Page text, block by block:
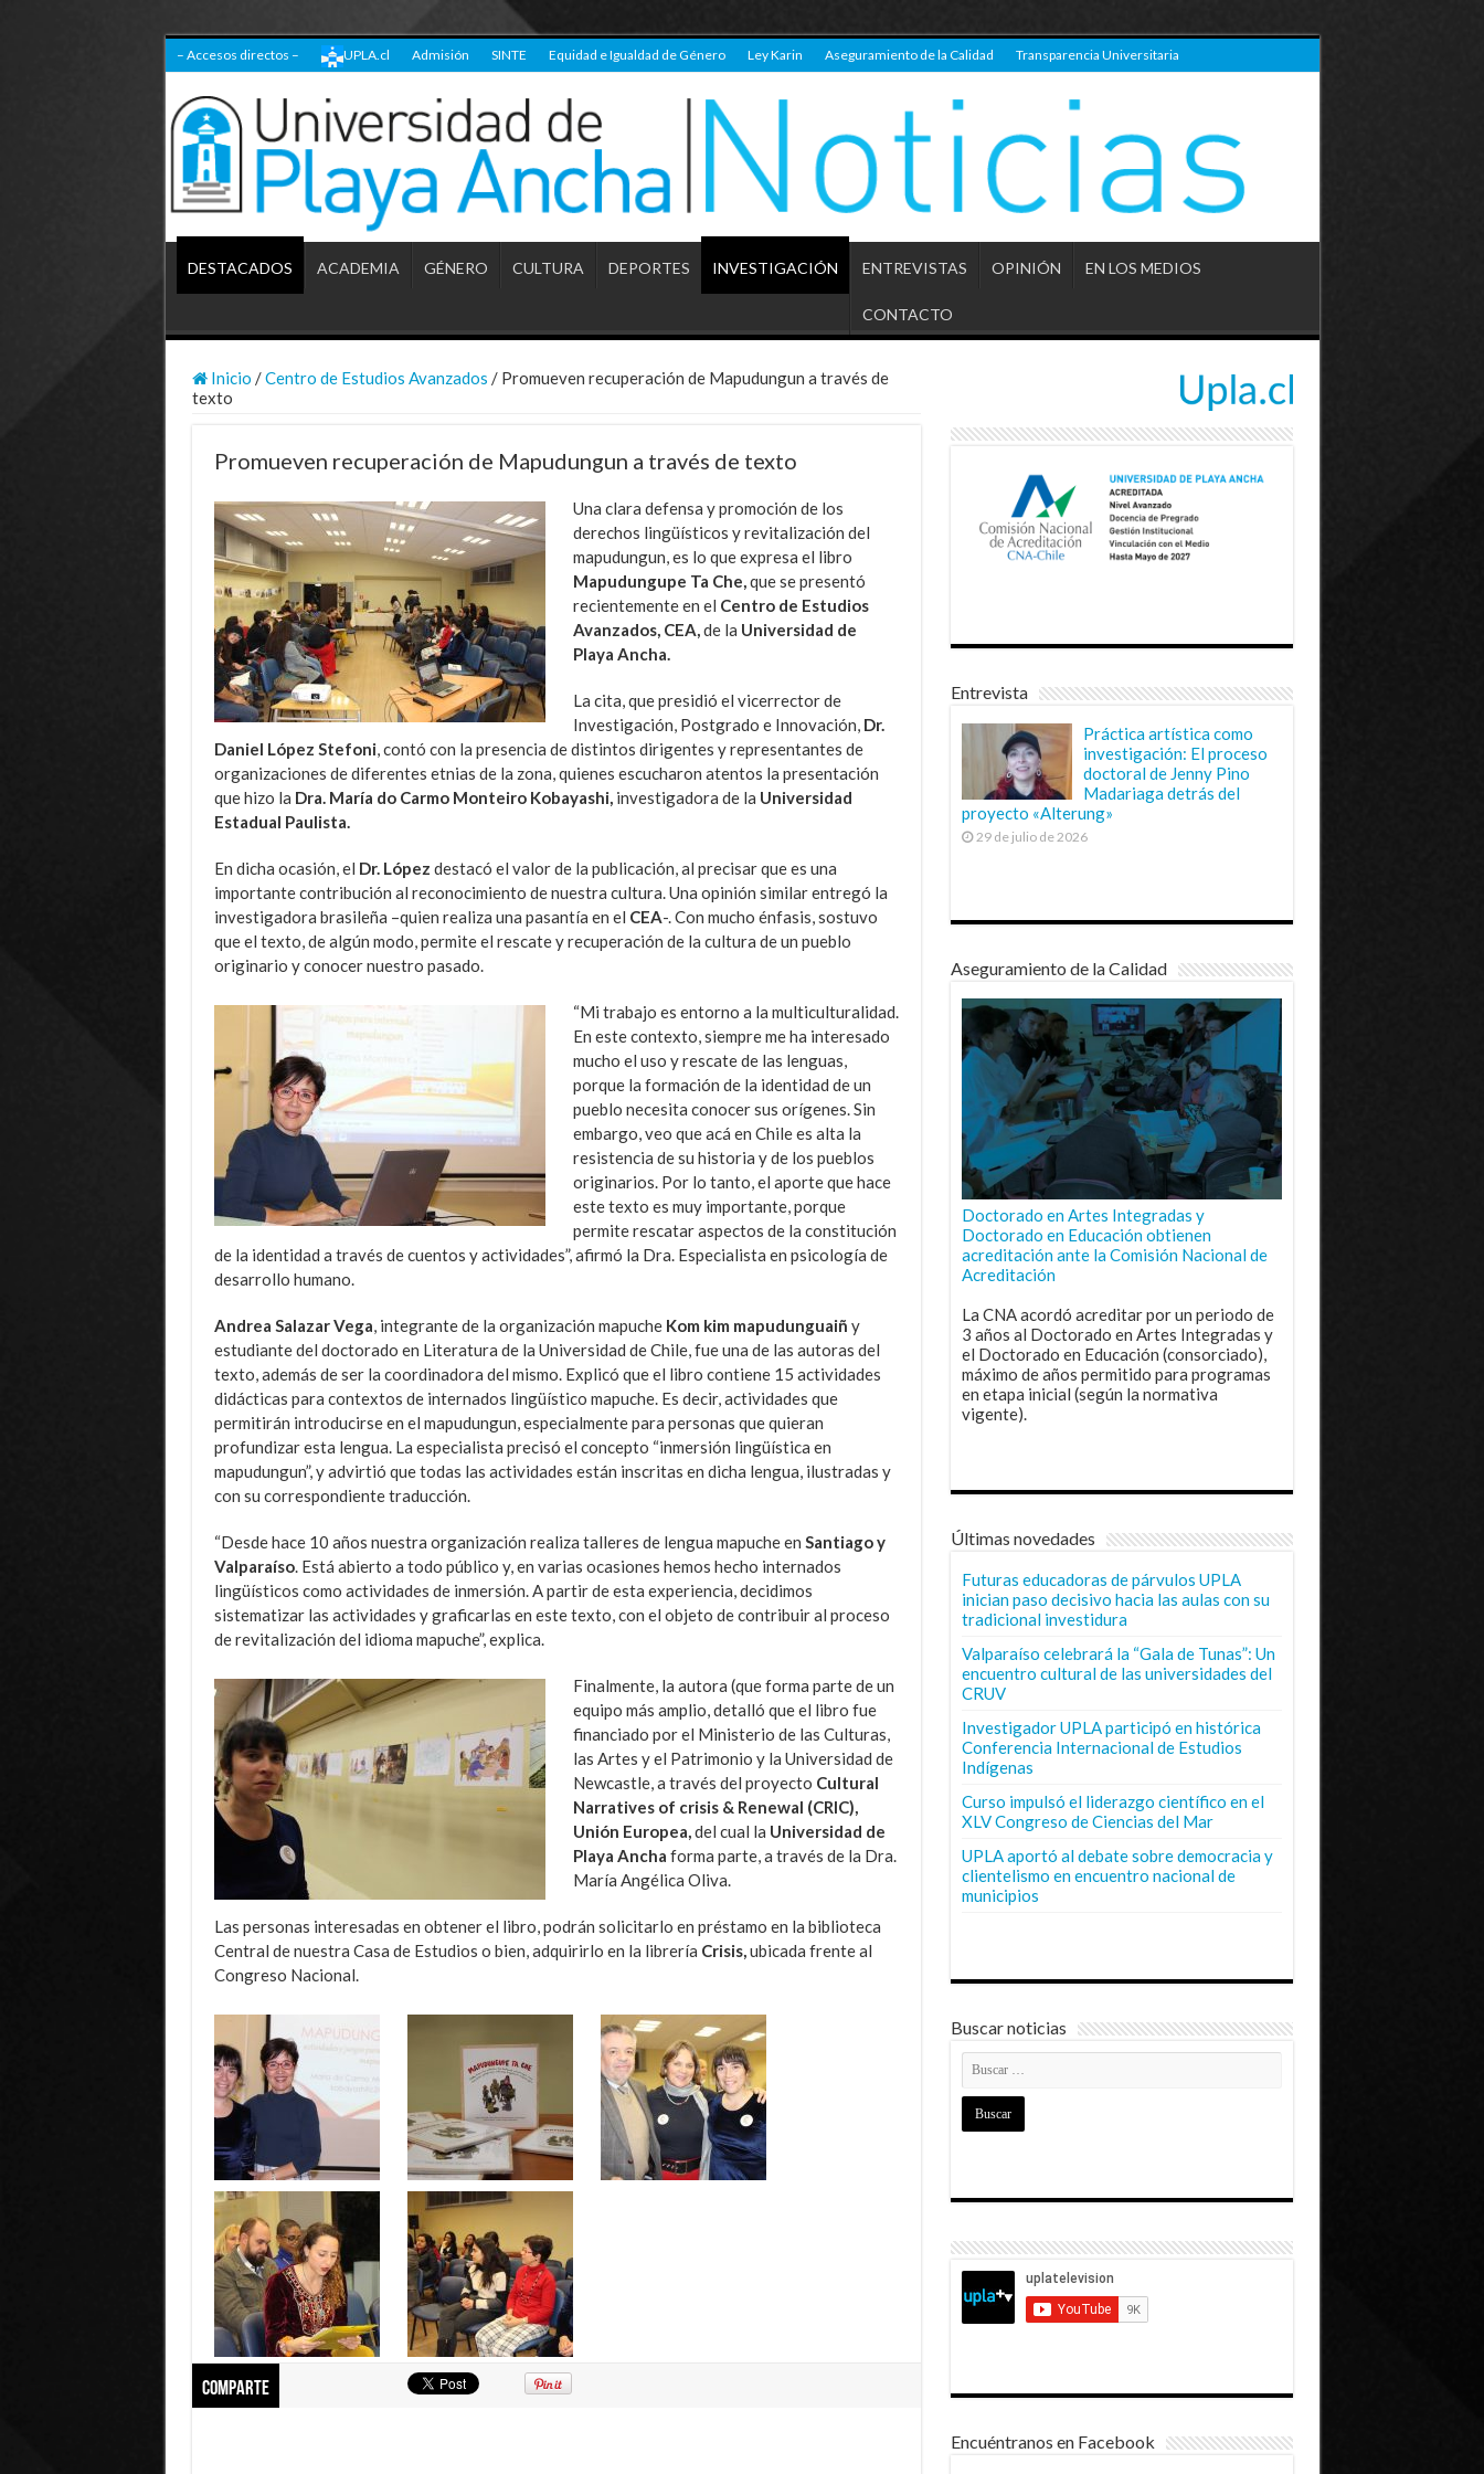
– Accesos directos – UPLA.cl Admisión SINTE Equidad e Igualdad de Género Ley Karin Aseguramiento de la Calidad Transparencia Universitaria
DESTACADOS ACADEMIA GÉNERO CULTURA DEPORTES INVESTIGACIÓN ENTREVISTAS OPINIÓN EN LOS MEDIOS
CONTACTO
Inicio /Centro de Estudios Avanzados / Promueven recuperación de Mapudungun a través de
texto
Promueven recuperación de Mapudungun a través de texto
Una clara defensa y promoción de los
derechos lingüísticos y revitalización del
mapudungun, es lo que expresa el libro
Mapudungupe Ta Che, que se presentó
recientemente en el Centro de Estudios
Avanzados, CEA, de la Universidad de
Playa Ancha.
La cita, que presidió el vicerrector de
Investigación, Postgrado e Innovación, Dr.
Daniel López Stefoni , contó con la presencia de distintos dirigentes y representantes de
organizaciones de diferentes etnias de la zona, quienes escucharon atentos la presentación
que hizo la Dra. María do Carmo Monteiro Kobayashi, investigadora de la Universidad
Estadual Paulista.
En dicha ocasión, el Dr. López destacó el valor de la publicación, al precisar que es una
importante contribución al reconocimiento de nuestra cultura. Una opinión similar entregó la
investigadora brasileña –quien realiza una pasantía en el CEA-. Con mucho énfasis, sostuvo
que el texto, de algún modo, permite el rescate y recuperación de la cultura de un pueblo
originario y conocer nuestro pasado.
“Mi trabajo es entorno a la multiculturalidad.
En este contexto, siempre me ha interesado
mucho el uso y rescate de las lenguas,
porque la formación de la identidad de un
pueblo necesita conocer sus orígenes. Sin
embargo, veo que acá en Chile es alta la
resistencia de su historia y de los pueblos
originarios. Por lo tanto, el aporte que hace
este texto es muy importante, porque
permite rescatar aspectos de la constitución
de la identidad a través de cuentos y actividades”, afirmó la Dra. Especialista en psicología de
desarrollo humano.
Andrea Salazar Vega , integrante de la organización mapuche Kom kim mapudunguaiñ y
estudiante del doctorado en Literatura de la Universidad de Chile, fue una de las autoras del
texto, además de ser la coordinadora del mismo. Explicó que el libro contiene 15 actividades
didácticas para contextos de internados lingüístico mapuche. Es decir, actividades que
permitirán introducirse en el mapudungun, especialmente para personas que quieran
profundizar esta lengua. La especialista precisó el concepto “inmersión lingüística en
mapudungun”, y advirtió que todas las actividades están inscritas en dicha lengua, ilustradas y
con su correspondiente traducción.
“Desde hace 10 años nuestra organización realiza talleres de lengua mapuche en Santiago y
Valparaíso. Está abierto a todo público y, en varias ocasiones hemos hecho internados
lingüísticos como actividades de inmersión. A partir de esta experiencia, decidimos
sistematizar las actividades y graficarlas en este texto, con el objeto de contribuir al proceso
de revitalización del idioma mapuche”, explica.
Finalmente, la autora (que forma parte de un
equipo más amplio, detalló que el libro fue
financiado por el Ministerio de las Culturas,
las Artes y el Patrimonio y la Universidad de
Newcastle, a través del proyecto Cultural
Narratives of crisis & Renewal (CRIC),
Unión Europea, del cual la Universidad de
Playa Ancha forma parte, a través de la Dra.
María Angélica Oliva.
Las personas interesadas en obtener el libro, podrán solicitarlo en préstamo en la biblioteca
Central de nuestra Casa de Estudios o bien, adquirirlo en la librería Crisis, ubicada frente al
Congreso Nacional.
Comparte
Entrevista
Práctica artística como
investigación: El proceso
doctoral de Jenny Pino
Madariaga detrás del
proyecto «Alterung»
29 de julio de 2026
Aseguramiento de la Calidad
Doctorado en Artes Integradas y
Doctorado en Educación obtienen
acreditación ante la Comisión Nacional de
Acreditación
La CNA acordó acreditar por un periodo de
3 años al Doctorado en Artes Integradas y
el Doctorado en Educación (consorciado),
máximo de años permitido para programas
en etapa inicial (según la normativa
vigente).
Últimas novedades
Futuras educadoras de párvulos UPLA
inician paso decisivo hacia las aulas con su
tradicional investidura
Valparaíso celebrará la “Gala de Tunas”: Un
encuentro cultural de las universidades del
CRUV
Investigador UPLA participó en histórica
Conferencia Internacional de Estudios
Indígenas
Curso impulsó el liderazgo científico en el
XLV Congreso de Ciencias del Mar
UPLA aportó al debate sobre democracia y
clientelismo en encuentro nacional de
municipios
Buscar noticias
Encuéntranos en Facebook